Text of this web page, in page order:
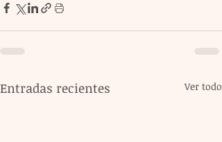
Entradas recientes Ver todo